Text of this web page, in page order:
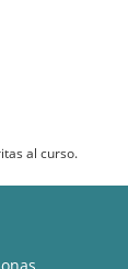
al curso.